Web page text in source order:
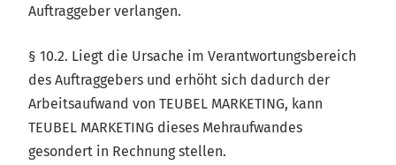
Auftraggeber verlangen.
§ 10.2. Liegt die Ursache im Verantwortungsbereich
des Auftraggebers und erhöht sich dadurch der
Arbeitsaufwand von TEUBEL MARKETING, kann
TEUBEL MARKETING dieses Mehraufwandes
gesondert in Rechnung stellen.